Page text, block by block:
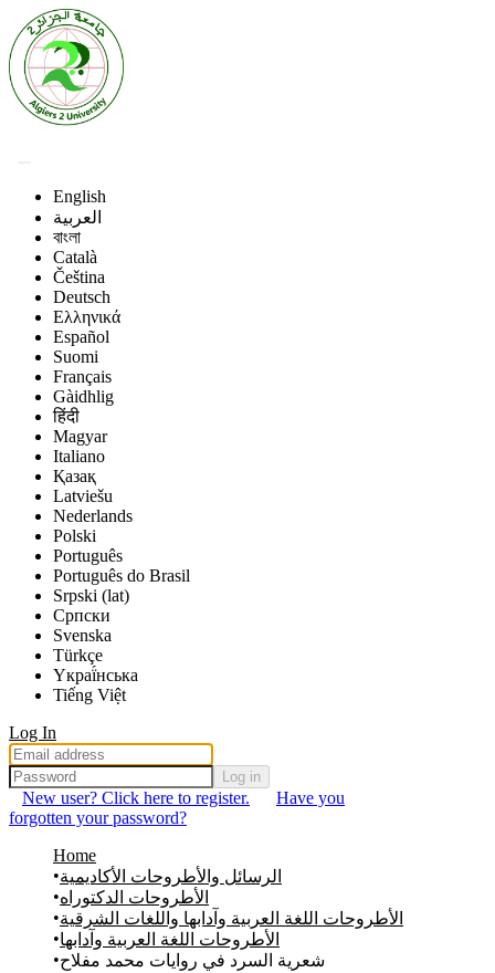
English
العربية
বাংলা
Català
Čeština
Deutsch
Ελληνικά
Español
Suomi
Français
Gàidhlig
हिंदी
Magyar
Italiano
Қазақ
Latviešu
Nederlands
Polski
Português
Português do Brasil
Srpski (lat)
Српски
Svenska
Türkçe
Yкраї́нська
Tiếng Việt
Log In
Log in
New user? Click here to register.
Have you
forgotten your password?
Home
الرسائل والأطروحات الأكاديمية
الأطروحات الدكتوراه
الأطروحات اللغة العربية وآدابها واللغات الشرقية
الأطروحات اللغة العربية وآدابها
شعرية السرد في روايات محمد مفلاح